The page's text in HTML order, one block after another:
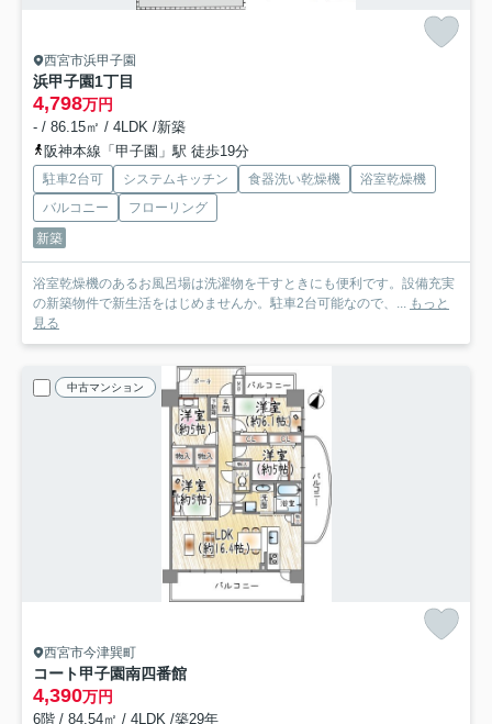
西宮市浜甲子園
浜甲子園1丁目
4,798万円
- / 86.15㎡ / 4LDK /新築
阪神本線「甲子園」駅 徒歩19分
駐車2台可 システムキッチン 食器洗い乾燥機
浴室乾燥機
バルコニー
フローリング
新築
浴室乾燥機のあるお風呂場は洗濯物を干すときにも便利です。設備充実
の新築物件で新生活をはじめませんか。駐車2台可能なので、... もっと
見る
中古マンション
西宮市今津巽町
コート甲子園南四番館
4,390万円
6階 / 84.54㎡ / 4LDK /築29年